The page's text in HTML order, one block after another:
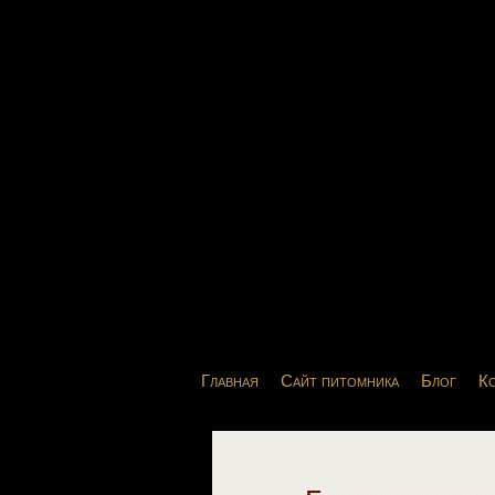
Главная Сайт питомника Блог